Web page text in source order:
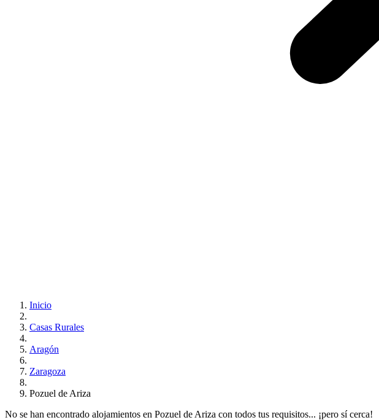
Inicio
Casas Rurales
Aragón
Zaragoza
Pozuel de Ariza
No se han encontrado alojamientos en Pozuel de Ariza con todos tus requisitos... ¡pero sí cerca!